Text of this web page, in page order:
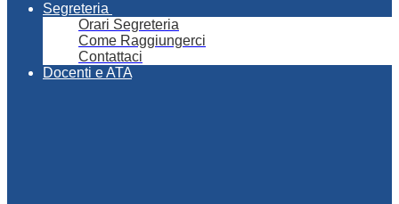
Segreteria
Orari Segreteria
Come Raggiungerci
Contattaci
Docenti e ATA